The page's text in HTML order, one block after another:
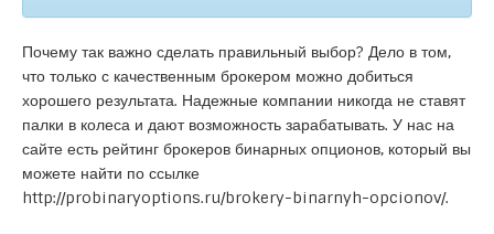
Почему так важно сделать правильный выбор? Дело в том,
что только с качественным брокером можно добиться
хорошего результата. Надежные компании никогда не ставят
палки в колеса и дают возможность зарабатывать. У нас на
сайте есть рейтинг брокеров бинарных опционов, который вы
можете найти по ссылке
http://probinaryoptions.ru/brokery-binarnyh-opcionov/.